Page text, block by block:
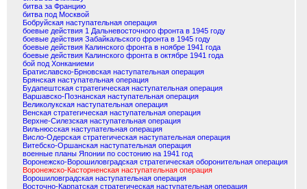
битва за Францию
битва под Москвой
Бобруйская наступательная операция
боевые действия 1 Дальневосточного фронта в 1945 году
боевые действия Забайкальского фронта в 1945 году
боевые действия Калинского фронта в ноябре 1941 года
боевые действия Калинского фронта в октябре 1941 года
бой под Хонканиеми
Братиславско-Брновская наступательная операция
Брянская наступательная операция
Будапештская стратегическая наступательная операция
Варшавско-Познанская наступательная операция
Великолукская наступательная операция
Венская стратегическая наступательная операция
Верхне-Силезская наступательная операция
Вильнюсская наступательная операция
Висло-Одерская стратегическая наступательная операция
Витебско-Оршанская наступательная операция
военные планы Японии по состонию на 1941 год
Воронежско-Ворошиловградская стратегическая оборонительная операция
Воронежско-Касторненская наступательная операция
Ворошиловградская наступательная операция
Восточно-Карпатская стратегическая наступательная операция